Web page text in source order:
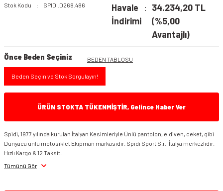
Stok Kodu SPIDI.D268.486
Havale
İndirimi
34.234,20 TL
(%5,00
Avantajlı)
Önce Beden Seçiniz BEDEN TABLOSU
Beden Seçin ve Stok Sorgulayın!
ÜRÜN STOKTA TÜKENMİŞTİR, Gelince Haber Ver
Spidi, 1977 yılında kurulan İtalyan Kesimleriyle Ünlü pantolon, eldiven, ceket, gibi
Dünyaca ünlü motosiklet Ekipman markasıdır. Spidi Sport S.r.l İtalya merkezlidir.
Hızlı Kargo & 12 Taksit.
Tümünü Gör